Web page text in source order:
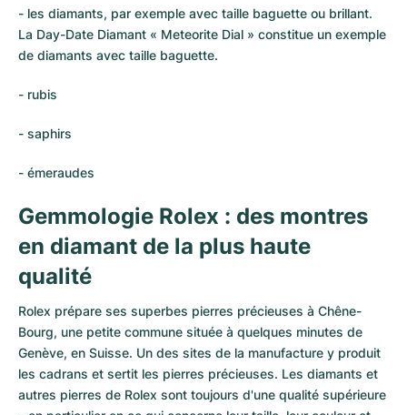
- les diamants, par exemple avec taille baguette ou brillant.
La Day-Date Diamant « Meteorite Dial » constitue un exemple
de diamants avec taille baguette.
- rubis
- saphirs
- émeraudes
Gemmologie Rolex : des montres
en diamant de la plus haute
qualité
Rolex prépare ses superbes pierres précieuses à Chêne-
Bourg, une petite commune située à quelques minutes de
Genève, en Suisse. Un des sites de la manufacture y produit
les cadrans et sertit les pierres précieuses. Les diamants et
autres pierres de Rolex sont toujours d'une qualité supérieure